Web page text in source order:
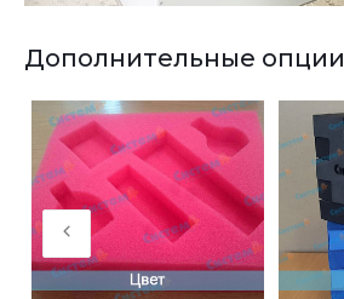
Дополнительные опции